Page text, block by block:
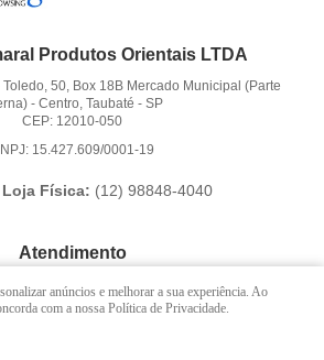
Produtos Orientais LTDA
50, Box 18B Mercado Municipal (Parte
-Centro, Taubaté -SP
CEP: 12010-050
15.427.609/0001-19
Física: (12) 98848-4040
Atendimento
(12) 3621-6262
(12)98848-4040
anúncios e melhorar a sua experiência. Ao
com a nossa Política de Privacidade.